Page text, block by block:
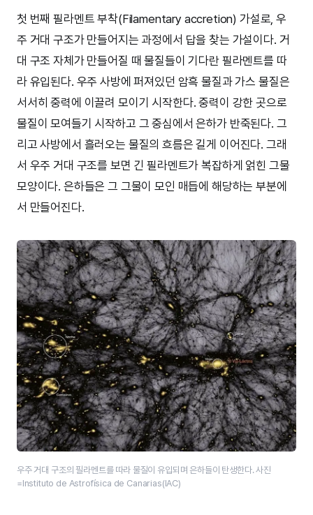
첫 번째 필라멘트 부착(Filamentary accretion) 가설로, 우
주 거대 구조가 만들어지는 과정에서 답을 찾는 가설이다. 거
대 구조 자체가 만들어질 때 물질들이 기다란 필라멘트를 따
라 유입된다. 우주 사방에 퍼져있던 암흑 물질과 가스 물질은
서서히 중력에 이끌려 모이기 시작한다. 중력이 강한 곳으로
물질이 모여들기 시작하고 그 중심에서 은하가 반죽된다. 그
리고 사방에서 흘러오는 물질의 흐름은 길게 이어진다. 그래
서 우주 거대 구조를 보면 긴 필라멘트가 복잡하게 얽힌 그물
모양이다. 은하들은 그 그물이 모인 매듭에 해당하는 부분에
서 만들어진다.
우주 거대 구조의 필라멘트를 따라 물질이 유입되며 은하들이 탄생한다. 사진
=Instituto de Astrofísica de Canarias(IAC)